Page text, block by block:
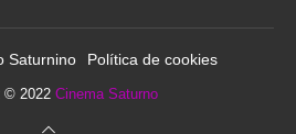
Saturnino Política de cookies
© 2022 Cinema Saturno